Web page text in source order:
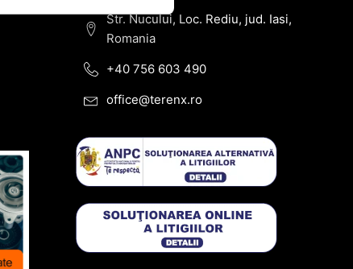
Str. Nucului, Loc. Rediu, jud. Iasi,
Romania
+40 756 603 490
office@terenx.ro